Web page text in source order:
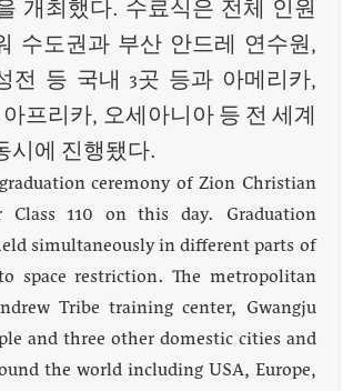
개최했다. 수료식은 전체 인원
수도권과 부산 안드레 연수원,
전 등 국내 3곳 등과 아메리카,
프리카, 오세아니아 등 전 세계
시에 진행됐다.
ceremony of Zion Christian
Class 110 on this day. Graduation
simultaneously in different parts of
space restriction. The metropolitan
Tribe training center, Gwangju
and three other domestic cities and
the world including USA, Europe,